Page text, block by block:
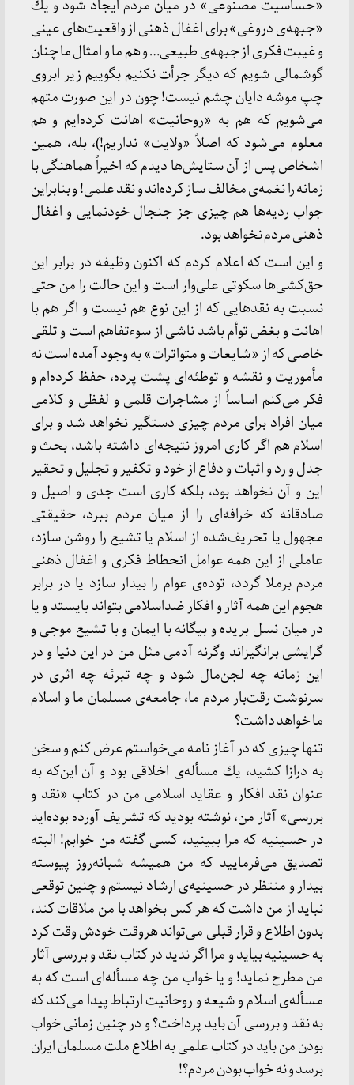
«حساسیت مصنوعی» در میان مردم ایجاد شود و یك
«جبهه‌ی دروغی» برای اغفال ذهنی از واقعیت‌های عینی
و غیبت فكری از جبهه‌ی طبیعی… و هم ما و امثال ما چنان
گوشمالی شویم كه دیگر جرأت نكنیم بگوییم زیر ابروی
چپ موشه دایان چشم نیست! چون در این صورت متهم
می‌شویم كه هم به «روحانیت» اهانت كرده‌ایم و هم
معلوم می‌شود كه اصلاً «ولایت» نداریم!)، بله، همین
اشخاص پس از آن ستایش‌ها دیدم که اخیراً هماهنگی با
زمانه را نغمه‌ی مخالف ساز كرده‌اند و نقد علمی! و بنابراین
جواب ردیه‌ها هم چیزی جز جنجال خودنمایی و اغفال
ذهنی مردم نخواهد بود.
و این است كه اعلام كردم كه اكنون وظیفه در برابر این
حق‌كشی‌ها سكوتی علی‌وار است و این حالت را من حتی
نسبت به نقدهایی كه از این نوع هم نیست و اگر هم با
اهانت و بغض توأم باشد ناشی از سوءتفاهم است و تلقی
خاصی كه از «شایعات و متواترات» به وجود آمده است نه
مأموریت و نقشه و توطئه‌ای پشت پرده، حفظ كرده‌ام و
فكر می‌كنم اساساً از مشاجرات قلمی و لفظی و كلامی
میان افراد برای مردم چیزی دستگیر نخواهد شد و برای
اسلام هم اگر كاری امروز نتیجه‌ای داشته باشد، بحث و
جدل و رد و اثبات و دفاع از خود و تكفیر و تجلیل و تحقیر
این و آن نخواهد بود، بلكه كاری است جدی و اصیل و
صادقانه كه خرافه‌ای را از میان مردم ببرد، حقیقتی
مجهول یا تحریف‌شده از اسلام یا تشیع را روشن سازد،
عاملی از این همه عوامل انحطاط فكری و اغفال ذهنی
مردم برملا گردد، توده‌ی عوام را بیدار سازد یا در برابر
هجوم این همه آثار و افكار ضداسلامی بتواند بایستد و یا
در میان نسل بریده و بیگانه با ایمان و با تشیع موجی و
گرایشی برانگیزاند وگرنه آدمی مثل من در این دنیا و در
این زمانه چه لجن‌مال شود و چه تبرئه چه اثری در
سرنوشت رقت‌بار مردم ما، جامعه‌ی مسلمان ما و اسلام
ما خواهد داشت؟
تنها چیزی كه در آغاز نامه می‌خواستم عرض كنم و سخن
به درازا كشید، یك مسأله‌ی اخلاقی بود و آن این‌كه به
عنوان نقد افكار و عقاید اسلامی من در كتاب «نقد و
بررسی» آثار من، نوشته بودید كه تشریف آورده بوده‌اید
در حسینیه كه مرا ببینید، كسی گفته من خوابم! البته
تصدیق می‌فرمایید كه من همیشه شبانه‌روز پیوسته
بیدار و منتظر در حسینیه‌ی ارشاد نیستم و چنین توقعی
نباید از من داشت كه هر كس بخواهد با من ملاقات كند،
بدون اطلاع و قرار قبلی می‌تواند هروقت خودش وقت كرد
به حسینیه بیاید و مرا اگر ندید در كتاب نقد و بررسی آثار
من مطرح نماید! و یا خواب من چه مسأله‌ای است كه به
مسأله‌ی اسلام و شیعه و روحانیت ارتباط پیدا می‌كند كه
به نقد و بررسی آن باید پرداخت؟ و در چنین زمانی خواب
بودن من باید در كتاب علمی به اطلاع ملت مسلمان ایران
برسد و نه خواب بودن مردم؟!